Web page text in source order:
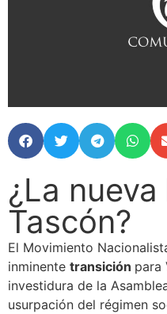
¿La
Tascón?
El Movimiento
inminente transición para
investidura de la
usurpación del régimen